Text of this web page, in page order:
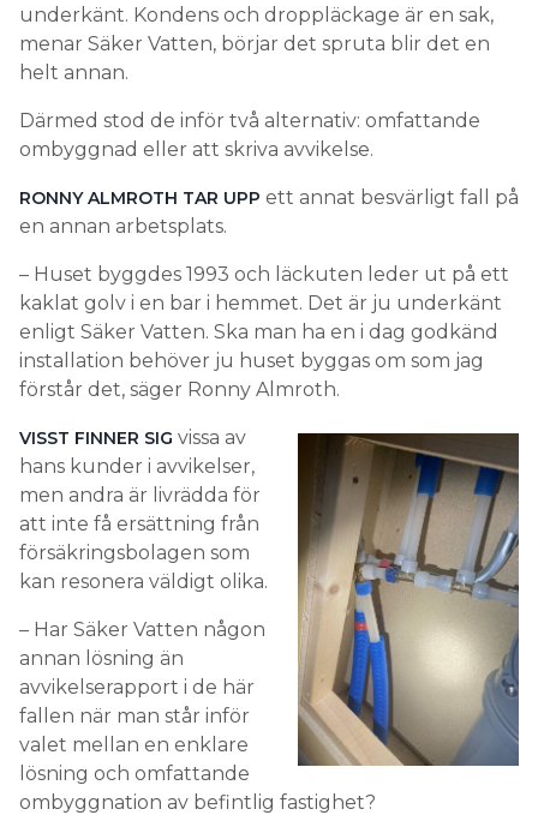
underkänt. Kondens och droppläckage är en sak,
menar Säker Vatten, börjar det spruta blir det en
helt annan.
Därmed stod de inför två alternativ: omfattande
ombyggnad eller att skriva avvikelse.
RONNY ALMROTH TAR UPP ett annat besvärligt fall på
en annan arbetsplats.
– Huset byggdes 1993 och läckuten leder ut på ett
kaklat golv i en bar i hemmet. Det är ju underkänt
enligt Säker Vatten. Ska man ha en i dag godkänd
installation behöver ju huset byggas om som jag
förstår det, säger Ronny Almroth.
VISST FINNER SIG vissa av
hans kunder i avvikelser,
men andra är livrädda för
att inte få ersättning från
försäkringsbolagen som
kan resonera väldigt olika.
– Har Säker Vatten någon
annan lösning än
avvikelserapport i de här
fallen när man står inför
valet mellan en enklare
lösning och omfattande
ombyggnation av befintlig fastighet?